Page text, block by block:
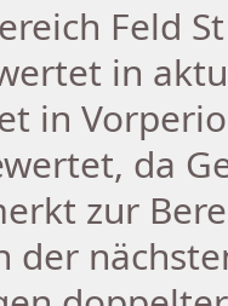
Feld
in
in
da
zur
der